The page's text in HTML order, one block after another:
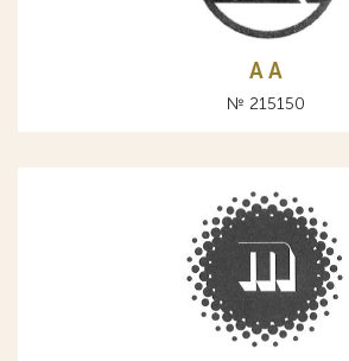
A А
№ 215150